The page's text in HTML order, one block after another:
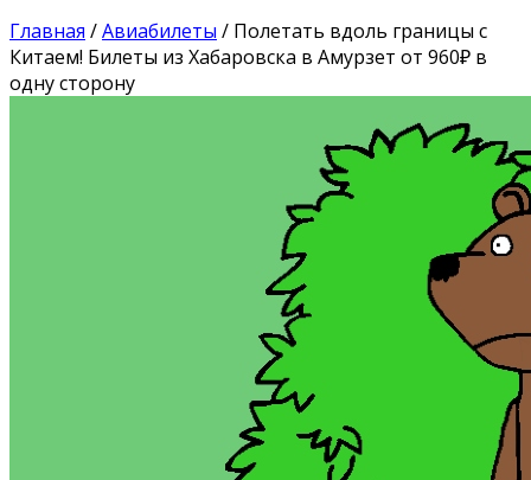
Главная /Авиабилеты / Полетать вдоль границы с
Китаем! Билеты из Хабаровска в Амурзет от 960₽ в
одну сторону